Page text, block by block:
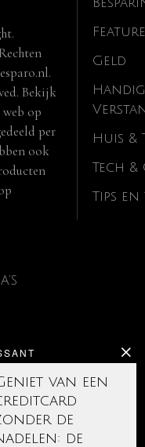
van een
de
de
Bekijk
web op
per
ook
Geld
Huis &
Tech &
Tips